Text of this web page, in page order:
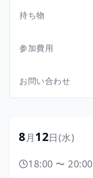
持ち物
参加費用
お問い合わせ
8月12日(水)
18:00 〜 20:00